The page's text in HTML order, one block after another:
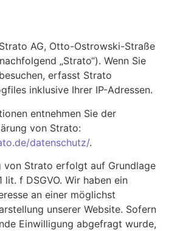
AG, Otto-Ostrowski-Straße
„Strato“). Wenn Sie
erfasst Strato
inklusive Ihrer IP-Adressen.
entnehmen Sie der
von Strato:
datenschutz/.
von Strato erfolgt auf Grundlage
lit. f DSGVO. Wir haben ein
an einer möglichst
unserer Website. Sofern
Einwilligung abgefragt wurde,